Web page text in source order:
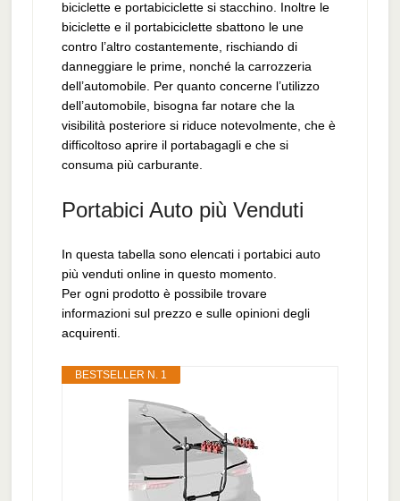
biciclette e portabiciclette si stacchino. Inoltre le
biciclette e il portabiciclette sbattono le une
contro l’altro costantemente, rischiando di
danneggiare le prime, nonché la carrozzeria
dell’automobile. Per quanto concerne l’utilizzo
dell’automobile, bisogna far notare che la
visibilità posteriore si riduce notevolmente, che è
difficoltoso aprire il portabagagli e che si
consuma più carburante.
Portabici Auto più Venduti
In questa tabella sono elencati i portabici auto
più venduti online in questo momento.
Per ogni prodotto è possibile trovare
informazioni sul prezzo e sulle opinioni degli
acquirenti.
BESTSELLER N. 1